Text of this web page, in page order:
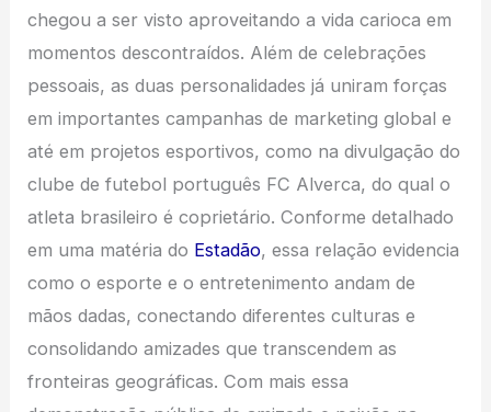
chegou a ser visto aproveitando a vida carioca em
momentos descontraídos. Além de celebrações
pessoais, as duas personalidades já uniram forças
em importantes campanhas de marketing global e
até em projetos esportivos, como na divulgação do
clube de futebol português FC Alverca, do qual o
atleta brasileiro é coprietário. Conforme detalhado
em uma matéria do Estadão, essa relação evidencia
como o esporte e o entretenimento andam de
mãos dadas, conectando diferentes culturas e
consolidando amizades que transcendem as
fronteiras geográficas. Com mais essa